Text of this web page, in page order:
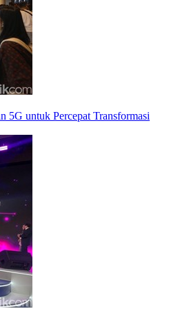
5G untuk Percepat Transformasi